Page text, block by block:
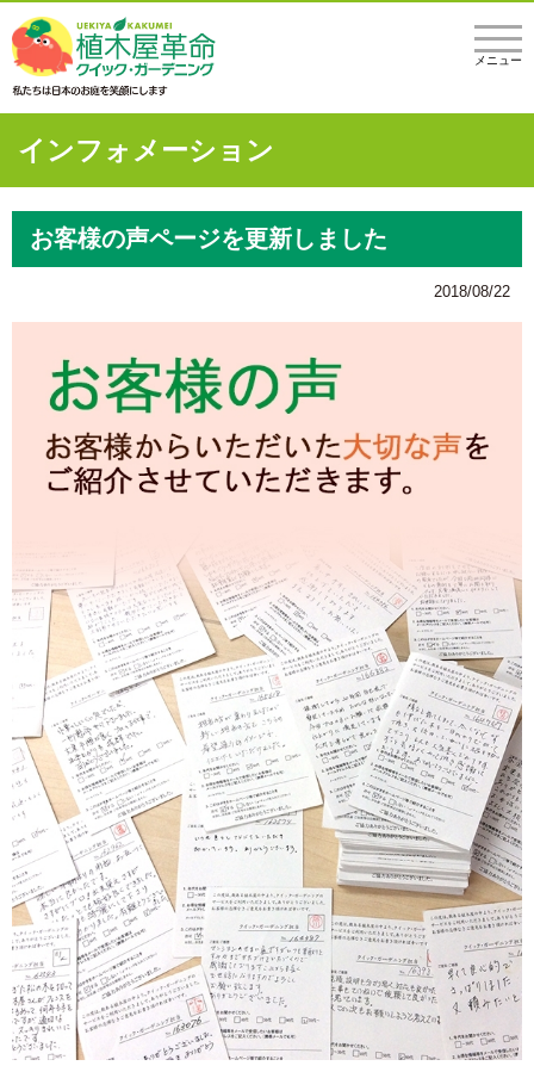
メニュー
インフォメーション
お客様の声ページを更新しました
2018/08/22